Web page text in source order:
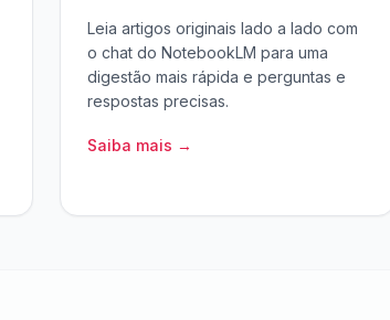
Leia artigos originais lado a lado com
o chat do NotebookLM para uma
digestão mais rápida e perguntas e
respostas precisas.
Saiba mais →